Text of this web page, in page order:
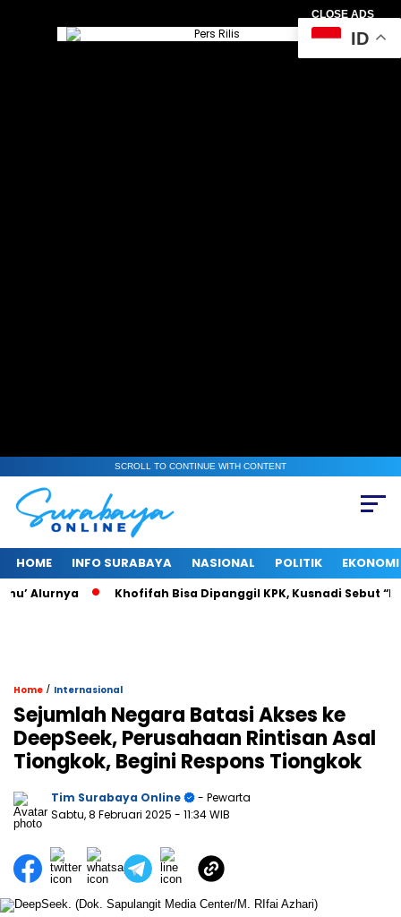
CLOSE ADS
SCROLL TO CONTINUE WITH CONTENT
HOME INFO SURABAYA NASIONAL POLITIK EKONOMI
Alurnya Khofifah Bisa Dipanggil KPK, Kusnadi Sebut “Pasti
Home / Internasional
Sejumlah Negara Batasi Akses ke
DeepSeek, Perusahaan Rintisan Asal
Tiongkok, Begini Respons Tiongkok
Tim Surabaya Online
- Pewarta
Sabtu, 8 Februari 2025 - 11:34 WIB
ID